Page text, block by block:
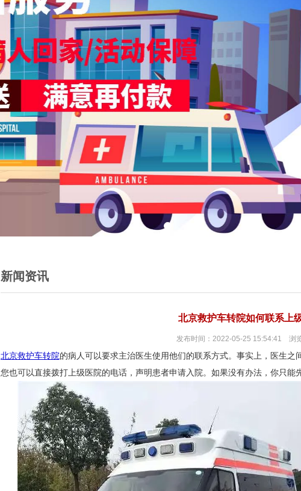
新闻资讯
北京救护车转院​如何联系上
发布时间：2022-05-25 15:54:41 浏
北京救护车转院的病人可以要求主治医生使用他们的联系方式。事实上，医生
您也可以直接拨打上级医院的电话，声明患者申请入院。如果没有办法，你只能